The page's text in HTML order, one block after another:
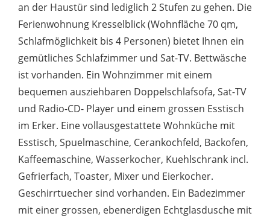
an der Haustür sind lediglich 2 Stufen zu gehen. Die
Ferienwohnung Kresselblick (Wohnfläche 70 qm,
Schlafmöglichkeit bis 4 Personen) bietet Ihnen ein
gemütliches Schlafzimmer und Sat-TV. Bettwäsche
ist vorhanden. Ein Wohnzimmer mit einem
bequemen ausziehbaren Doppelschlafsofa, Sat-TV
und Radio-CD- Player und einem grossen Esstisch
im Erker. Eine vollausgestattete Wohnküche mit
Esstisch, Spuelmaschine, Cerankochfeld, Backofen,
Kaffeemaschine, Wasserkocher, Kuehlschrank incl.
Gefrierfach, Toaster, Mixer und Eierkocher.
Geschirrtuecher sind vorhanden. Ein Badezimmer
mit einer grossen, ebenerdigen Echtglasdusche mit